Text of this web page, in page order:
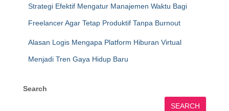
Strategi Efektif Mengatur Manajemen Waktu Bagi
Freelancer Agar Tetap Produktif Tanpa Burnout
Alasan Logis Mengapa Platform Hiburan Virtual
Menjadi Tren Gaya Hidup Baru
Search
SEARCH